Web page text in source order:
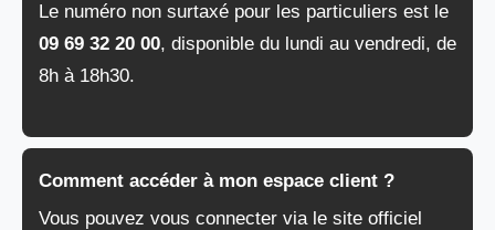
Le numéro non surtaxé pour les particuliers est le
09 69 32 20 00, disponible du lundi au vendredi, de
8h à 18h30.
Comment accéder à mon espace client ?
Vous pouvez vous connecter via le site officiel